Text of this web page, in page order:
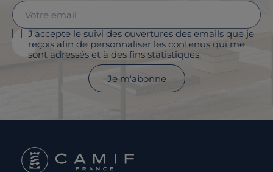
J'accepte le suivi des ouvertures des emails que je
reçois afin de personnaliser les contenus qui me
sont adressés et à des fins statistiques.
Je m'abonne